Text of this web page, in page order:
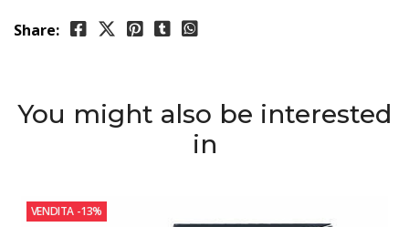
Share:
You might also be interested
in
VENDITA -13%